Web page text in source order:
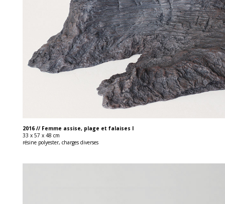
2016 // Femme assise, plage et falaises I
33 x 57 x 48 cm
résine polyester, charges diverses